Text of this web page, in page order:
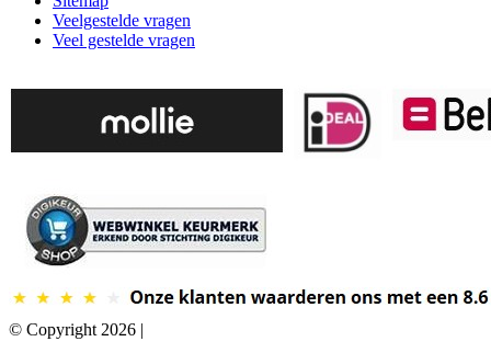
Veelgestelde vragen
Veel gestelde vragen
© Copyright 2026 |